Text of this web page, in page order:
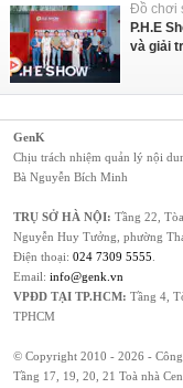
Đồ chơi
P.H.E
và giải
GenK
Chịu trách nhiệm quản lý nội
Bà Nguyễn Bích Minh
TRỤ SỞ HÀ NỘI: Tầng 22,
Nguyễn Huy Tưởng, phường
Điện thoại: 024 7309 5555
Email: info@genk.vn
VPĐD TẠI TP.HCM: Tầng 4,
TPHCM
© Copyright 2010 - 2026 -
Tầng 17, 19, 20, 21 Toà nhà